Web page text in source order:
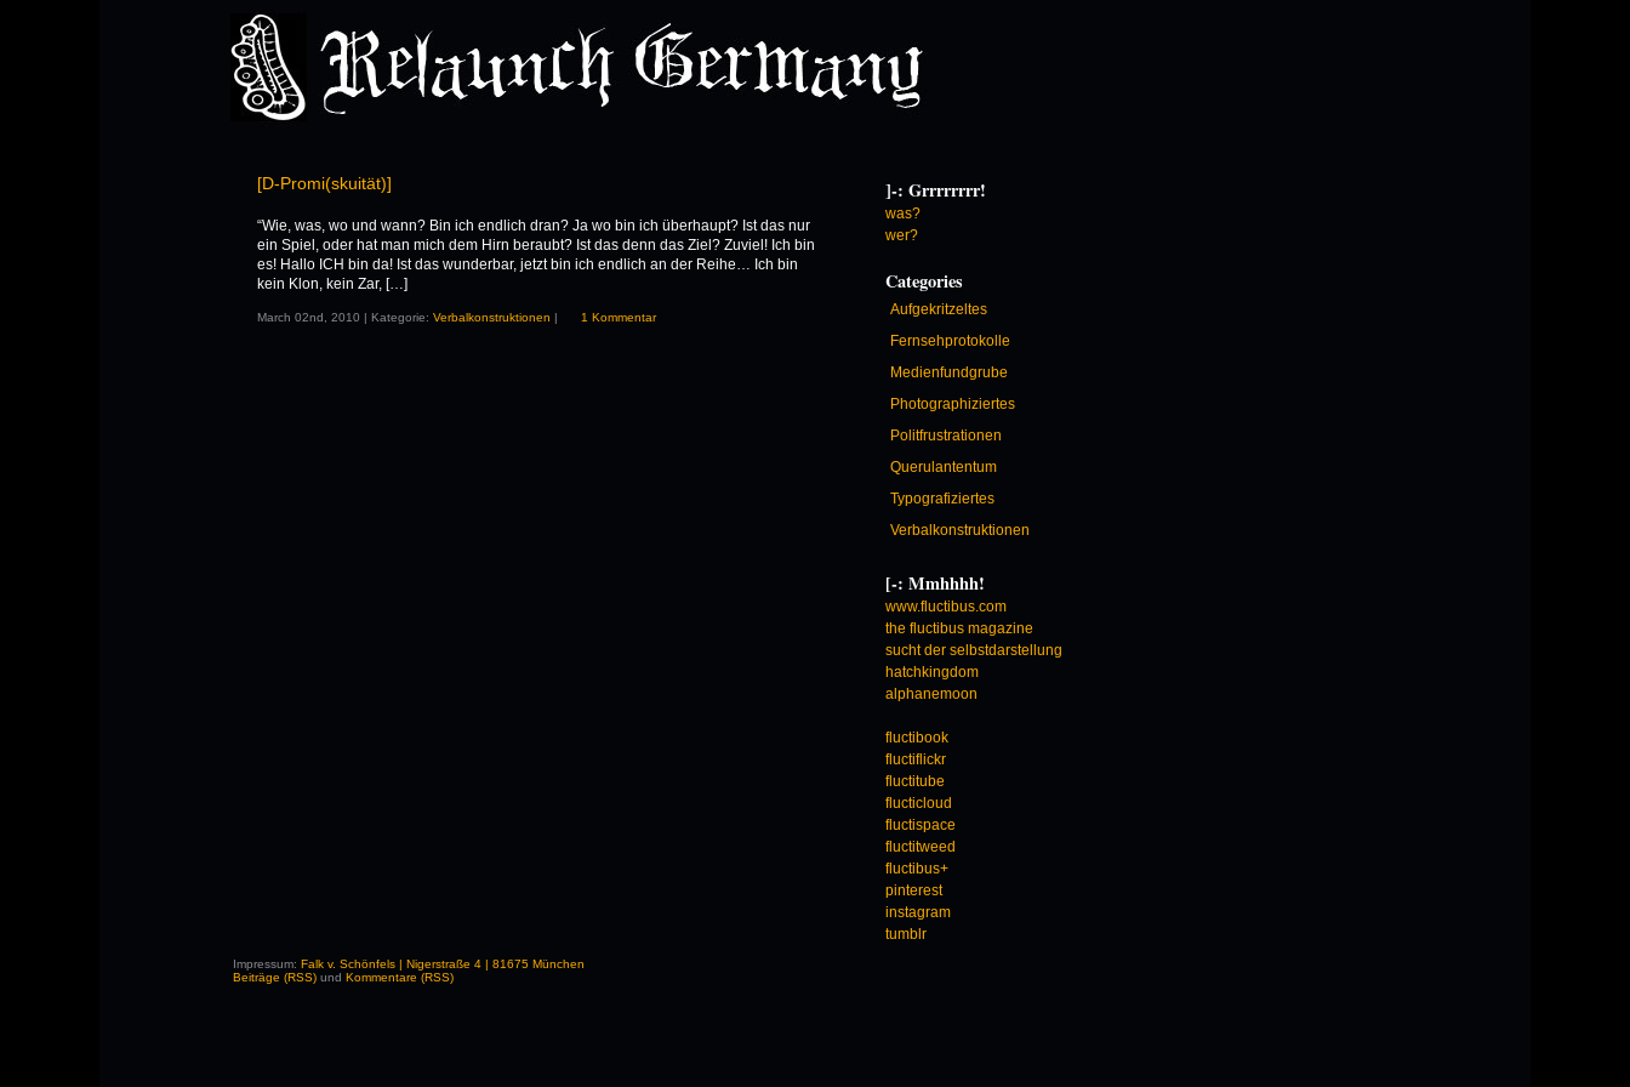
[D-Promi(skuität)]
“Wie, was, wo und wann? Bin ich endlich dran? Ja wo bin ich überhaupt? Ist das nur
ein Spiel, oder hat man mich dem Hirn beraubt? Ist das denn das Ziel? Zuviel! Ich bin
es! Hallo ICH bin da! Ist das wunderbar, jetzt bin ich endlich an der Reihe… Ich bin
kein Klon, kein Zar, […]
March 02nd, 2010 | Kategorie: Verbalkonstruktionen | 1 Kommentar
]-: Grrrrrrrr!
was?
wer?
Categories
Aufgekritzeltes
Fernsehprotokolle
Medienfundgrube
Photographiziertes
Politfrustrationen
Querulantentum
Typografiziertes
Verbalkonstruktionen
[-: Mmhhhh!
www.fluctibus.com
the fluctibus magazine
sucht der selbstdarstellung
hatchkingdom
alphanemoon
fluctibook
fluctiflickr
fluctitube
flucticloud
fluctispace
fluctitweed
fluctibus+
pinterest
instagram
tumblr
Impressum: Falk v. Schönfels | Nigerstraße 4 | 81675 München
Beiträge (RSS) und Kommentare (RSS)